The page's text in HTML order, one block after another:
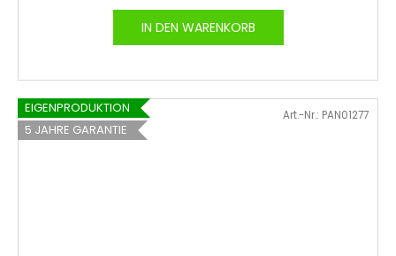
IN DEN WARENKORB
EIGENPRODUKTION
5 JAHRE GARANTIE
Art.-Nr.: PAN01277